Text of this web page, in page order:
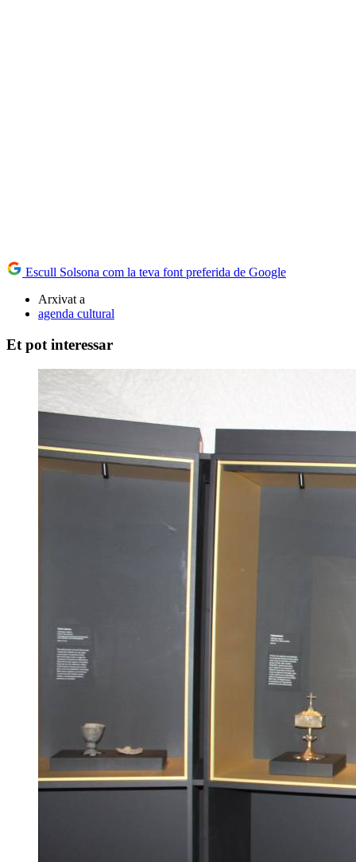
Escull Solsona com la teva font preferida de Google
Arxivat a
agenda cultural
Et pot interessar